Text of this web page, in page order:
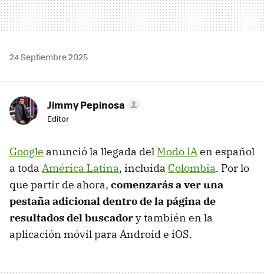
24 Septiembre 2025
Jimmy Pepinosa
Editor
Google anunció la llegada del Modo IAen español
a toda América Latina, incluida Colombia. Por lo
que partir de ahora, comenzarás a ver una
pestaña adicional dentro de la página de
resultados del buscadory también en la
aplicación móvil para Android e iOS.